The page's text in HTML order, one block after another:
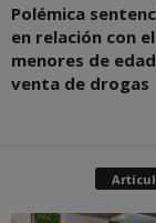
Polémica
en relación con
menores de
venta de drogas